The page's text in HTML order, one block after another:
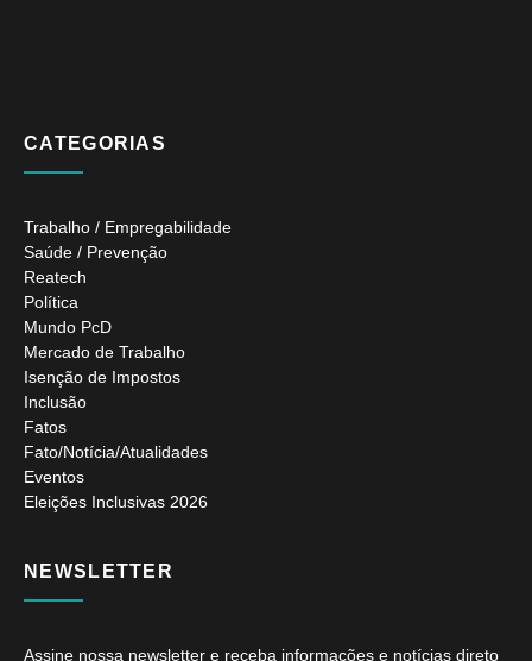
CATEGORIAS
Trabalho / Empregabilidade
Saúde / Prevenção
Reatech
Política
Mundo PcD
Mercado de Trabalho
Isenção de Impostos
Inclusão
Fatos
Fato/Notícia/Atualidades
Eventos
Eleições Inclusivas 2026
NEWSLETTER
Assine nossa newsletter e receba informações e notícias direto